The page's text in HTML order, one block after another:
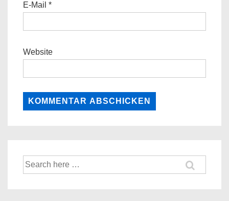
E-Mail *
Website
Suche
nach: